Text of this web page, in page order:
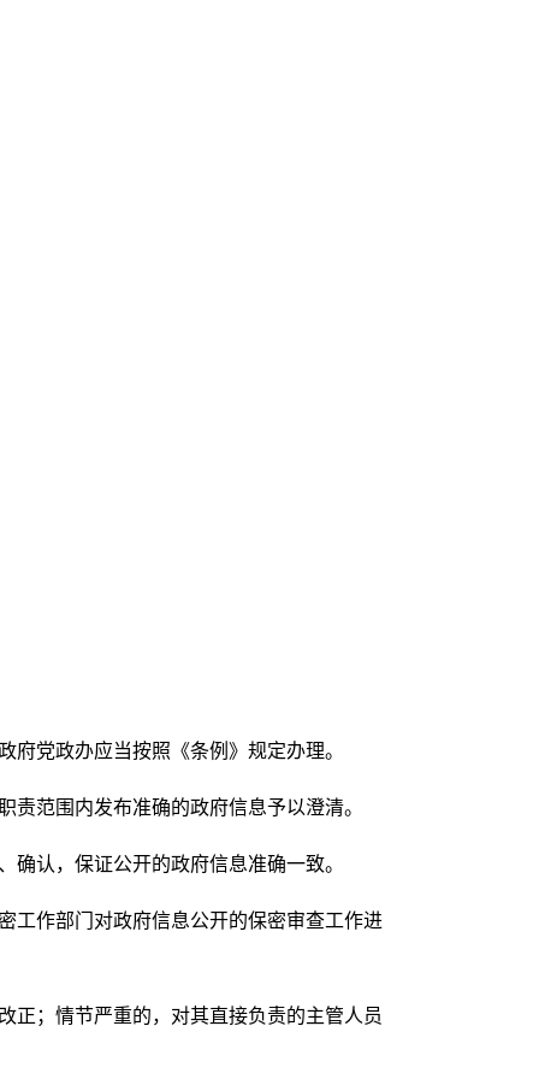
党政办应当按照《条例》规定办理。
范围内发布准确的政府信息予以澄清。
认，保证公开的政府信息准确一致。
工作部门对政府信息公开的保密审查工作进
正；情节严重的，对其直接负责的主管人员